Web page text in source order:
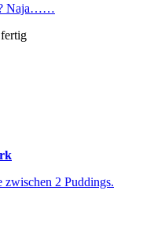
Naja……
zwischen 2 Puddings.